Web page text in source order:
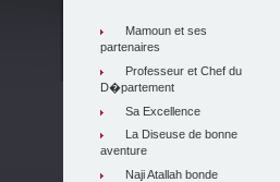
Mamoun et ses
partenaires
Professeur et Chef du
D�partement
Sa Excellence
La Diseuse de bonne
aventure
Naji Atallah bonde